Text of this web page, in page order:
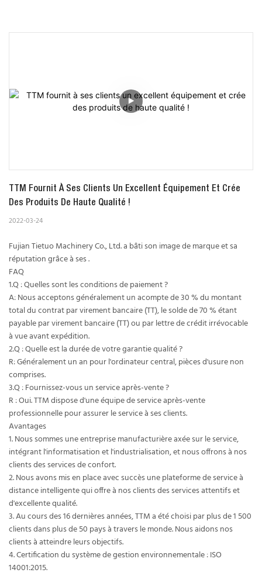
TTM Fournit À Ses Clients Un Excellent Équipement Et Crée
Des Produits De Haute Qualité !
2022-03-24
Fujian Tietuo Machinery Co., Ltd. a bâti son image de marque et sa
réputation grâce à ses .
FAQ
1.Q : Quelles sont les conditions de paiement ?
A: Nous acceptons généralement un acompte de 30 % du montant
total du contrat par virement bancaire (TT), le solde de 70 % étant
payable par virement bancaire (TT) ou par lettre de crédit irrévocable
à vue avant expédition.
2.Q : Quelle est la durée de votre garantie qualité ?
R: Généralement un an pour l'ordinateur central, pièces d'usure non
comprises.
3.Q : Fournissez-vous un service après-vente ?
R : Oui. TTM dispose d'une équipe de service après-vente
professionnelle pour assurer le service à ses clients.
Avantages
1. Nous sommes une entreprise manufacturière axée sur le service,
intégrant l'informatisation et l'industrialisation, et nous offrons à nos
clients des services de confort.
2. Nous avons mis en place avec succès une plateforme de service à
distance intelligente qui offre à nos clients des services attentifs et
d'excellente qualité.
3. Au cours des 16 dernières années, TTM a été choisi par plus de 1 500
clients dans plus de 50 pays à travers le monde. Nous aidons nos
clients à atteindre leurs objectifs.
4. Certification du système de gestion environnementale : ISO
14001:2015.